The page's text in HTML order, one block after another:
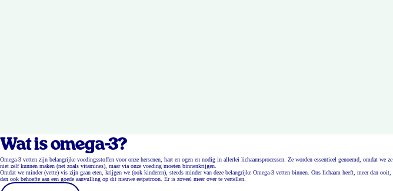
Wat is omega-3?
Omega-3 vetten zijn belangrijke voedingsstoffen voor onze hersenen, hart en ogen en nodig in allerlei lichaamsprocessen. Ze worden essentieel genoemd, omdat we ze
niet zelf kunnen maken (net zoals vitamines), maar via onze voeding moeten binnenkrijgen.
Omdat we minder (vette) vis zijn gaan eten, krijgen we (ook kinderen), steeds minder van deze belangrijke Omega-3 vetten binnen. Ons lichaam heeft, meer dan ooit,
dan ook behoefte aan een goede aanvulling op dit nieuwe eetpatroon. Er is zoveel meer over te vertellen.